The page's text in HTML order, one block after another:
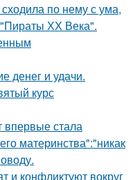
по нему с ума,
ХХ Века".
денег и удачи.
курс
впервые стала
материнства":"никак
и конфликтуют вокруг